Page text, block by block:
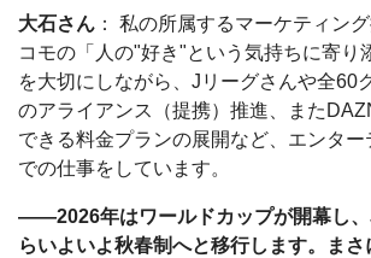
大石さん ： 私の所属するマーケティン
コモの「人の"好き"という気持ちに寄り
を大切にしながら、Jリーグさんや全60
のアライアンス（提携）推進、また
できる料金プランの展開など、エンタ
での仕事をしています。
――2026年はワールドカップが開幕し
らいよいよ秋春制へと移行します。ま